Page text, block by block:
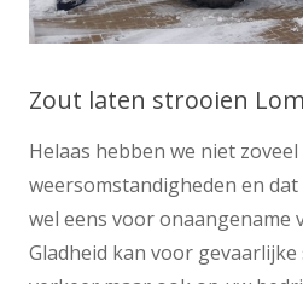
Zout laten strooien
Helaas hebben we niet
weersomstandigheden en
wel eens voor onaangename
Gladheid kan voor